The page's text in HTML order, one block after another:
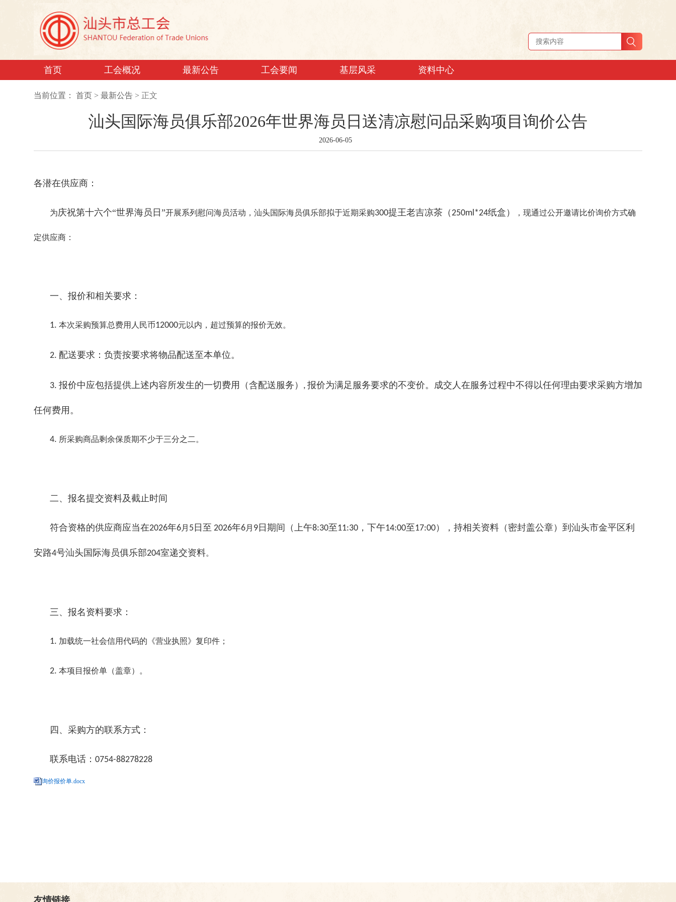
首页 工会概况 最新公告 工会要闻 基层风采 资料中心
当前位置： 首页 > 最新公告 > 正文
汕头国际海员俱乐部2026年世界海员日送清凉慰问品采购项目询价公告
2026-06-05
各潜在供应商：
为庆祝第十六个“世界海员日”开展系列慰问海员活动，汕头国际海员俱乐部拟于近期采购300提王老吉凉茶（250ml*24纸盒） ，现通过公开邀请比价询价方式确
定供应商：
一、报价和相关要求：
1. 本次采购预算总费用人民币12000元以内，超过预算的报价无效。
2. 配送要求：负责按要求将物品配送至本单位。
3. 报价中应包括提供上述内容所发生的一切费用（含配送服务） , 报价为满足服务要求的不变价。成交人在服务过程中不得以任何理由要求采购方增加
任何费用。
4. 所采购商品剩余保质期不少于三分之二。
二、报名提交资料及截止时间
符合资格的供应商应当在2026年6月 5 日至 2026年6月 9 日期间（上午8:30至11:30 ，下午14:00至17:00），持相关资料（密封盖公章）到汕头市金平区利
安路4号汕头国际海员俱乐部204室递交资料。
三、报名资料要求：
1. 加载统一社会信用代码的《营业执照》复印件；
2. 本项目报价单（盖章）。
四、采购方的联系方式：
联系电话： 0754-88278228
询价报价单.docx